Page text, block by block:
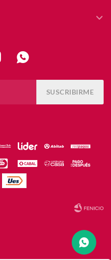

SUSCRIBIRME